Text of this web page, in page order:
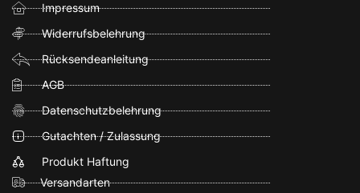
Impressum
Widerrufsbelehrung
Rücksendeanleitung
AGB
Datenschutzbelehrung
Gutachten / Zulassung
Produkt Haftung
Versandarten